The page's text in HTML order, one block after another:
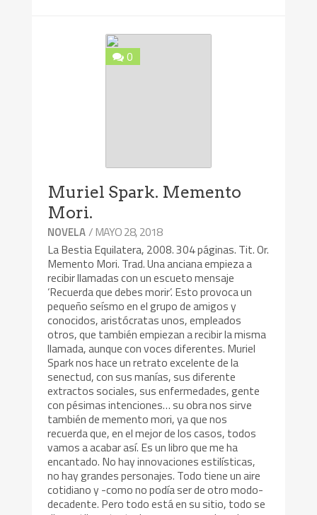
0
Muriel Spark. Memento
Mori.
NOVELA/ MAYO 28, 2018
La Bestia Equilatera, 2008. 304 páginas. Tit. Or.
Memento Mori. Trad. Una anciana empieza a
recibir llamadas con un escueto mensaje
‘Recuerda que debes morir’. Esto provoca un
pequeño seísmo en el grupo de amigos y
conocidos, aristócratas unos, empleados
otros, que también empiezan a recibir la misma
llamada, aunque con voces diferentes. Muriel
Spark nos hace un retrato excelente de la
senectud, con sus manías, sus diferente
extractos sociales, sus enfermedades, gente
con pésimas intenciones… su obra nos sirve
también de memento mori, ya que nos
recuerda que, en el mejor de los casos, todos
vamos a acabar así. Es un libro que me ha
encantado. No hay innovaciones estilísticas,
no hay grandes personajes. Todo tiene un aire
cotidiano y -como no podía ser de otro modo-
decadente. Pero todo está en su sitio, todo se